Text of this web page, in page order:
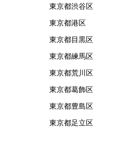
東京都渋谷区
東京都港区
東京都目黒区
東京都練馬区
東京都荒川区
東京都葛飾区
東京都豊島区
東京都足立区